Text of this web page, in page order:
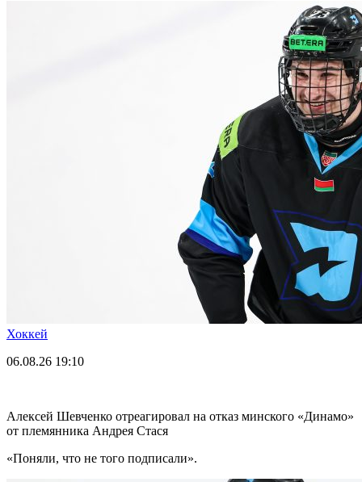
Хоккей
06.08.26 19:10
Алексей Шевченко отреагировал на отказ минского «Динамо»
от племянника Андрея Стася
«Поняли, что не того подписали».